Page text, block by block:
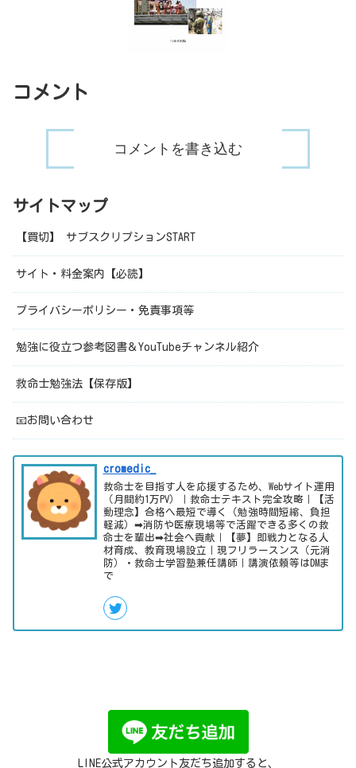
コメント
コメントを書き込む
サイトマップ
【買切】 サブスクリプションSTART
サイト・料金案内【必読】
プライバシーポリシー・免責事項等
勉強に役立つ参考図書＆YouTubeチャンネル紹介
救命士勉強法【保存版】
📧お問い合わせ
cromedic_
救命士を目指す人を応援するため、Webサイト運用
（月間約1万PV）｜救命士テキスト完全攻略｜【活
動理念】合格へ最短で導く（勉強時間短縮、負担
軽減）➡消防や医療現場等で活躍できる多くの救
命士を輩出➡社会へ貢献｜【夢】即戦力となる人
材育成、教育現場設立｜現フリラースンス（元消
防）・救命士学習塾兼任講師｜講演依頼等はDMま
で
LINE公式アカウント友だち追加すると、